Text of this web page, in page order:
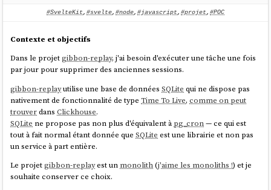
#SvelteKit, #svelte, #node, #javascript, #projet, #POC
Contexte et objectifs
Dans le projet gibbon-replay, j'ai besoin d'exécuter une tâche une fois
par jour pour supprimer des anciennes sessions.
gibbon-replayutilise une base de donnéesSQLite qui ne dispose pas
nativement de fonctionnalité de typeTime To Live,comme on peut
trouverdansClickhouse.
SQLite ne propose pas non plus d'équivalent à pg_cron— ce qui est
tout à fait normal étant donnée queSQLite est une librairie et non pas
un service à part entière.
Le projet gibbon-replayest un monolith(j'aime les monoliths !) et je
souhaite conserver ce choix.